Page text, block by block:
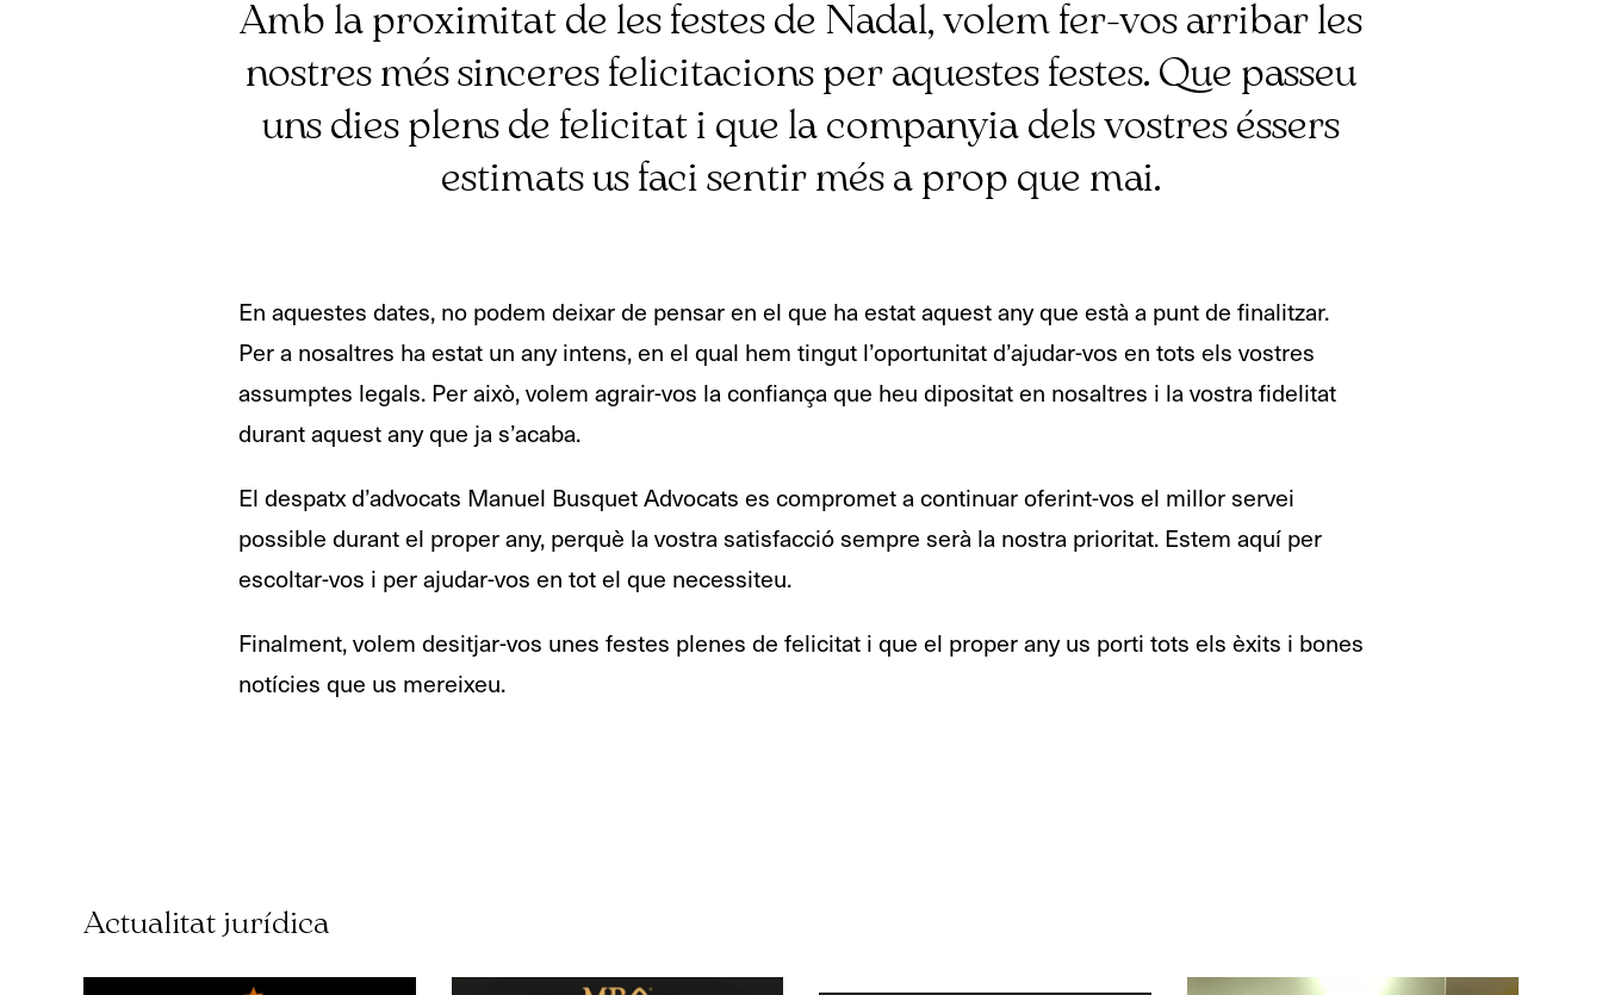
Amb la proximitat de les festes de Nadal, volem fer-vos arribar les
nostres més sinceres felicitacions per aquestes festes. Que passeu
uns dies plens de felicitat i que la companyia dels vostres éssers
estimats us faci sentir més a prop que mai.
En aquestes dates, no podem deixar de pensar en el que ha estat aquest any que està a punt de finalitzar.
Per a nosaltres ha estat un any intens, en el qual hem tingut l’oportunitat d’ajudar-vos en tots els vostres
assumptes legals. Per això, volem agrair-vos la confiança que heu dipositat en nosaltres i la vostra fidelitat
durant aquest any que ja s’acaba.
El despatx d’advocats Manuel Busquet Advocats es compromet a continuar oferint-vos el millor servei
possible durant el proper any, perquè la vostra satisfacció sempre serà la nostra prioritat. Estem aquí per
escoltar-vos i per ajudar-vos en tot el que necessiteu.
Finalment, volem desitjar-vos unes festes plenes de felicitat i que el proper any us porti tots els èxits i bones
notícies que us mereixeu.
Actualitat jurídica